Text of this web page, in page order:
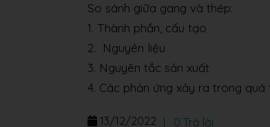
So sánh giữa gang và thép:
1. Thành phần, cấu tạo
2. Nguyên liệu
3. Nguyên tắc sản xuất
4. Các phản ứng xảy ra trong quá
13/12/2022 0 Trả lời